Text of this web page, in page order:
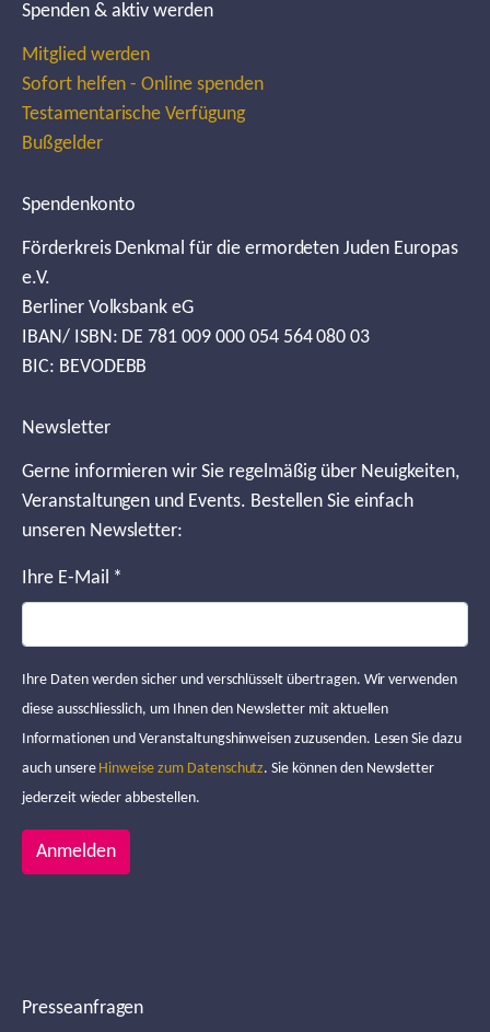
Spenden & aktiv werden
Mitglied werden
Sofort helfen - Online spenden
Testamentarische Verfügung
Bußgelder
Spendenkonto
Förderkreis Denkmal für die ermordeten Juden Europas
e.V.
Berliner Volksbank eG
IBAN/ ISBN: DE 781 009 000 054 564 080 03
BIC: BEVODEBB
Newsletter
Gerne informieren wir Sie regelmäßig über Neuigkeiten,
Veranstaltungen und Events. Bestellen Sie einfach
unseren Newsletter:
Ihre E-Mail *
Ihre Daten werden sicher und verschlüsselt übertragen. Wir verwenden
diese ausschliesslich, um Ihnen den Newsletter mit aktuellen
Informationen und Veranstaltungshinweisen zuzusenden. Lesen Sie dazu
auch unsere Hinweise zum Datenschutz. Sie können den Newsletter
jederzeit wieder abbestellen.
Anmelden
Presseanfragen